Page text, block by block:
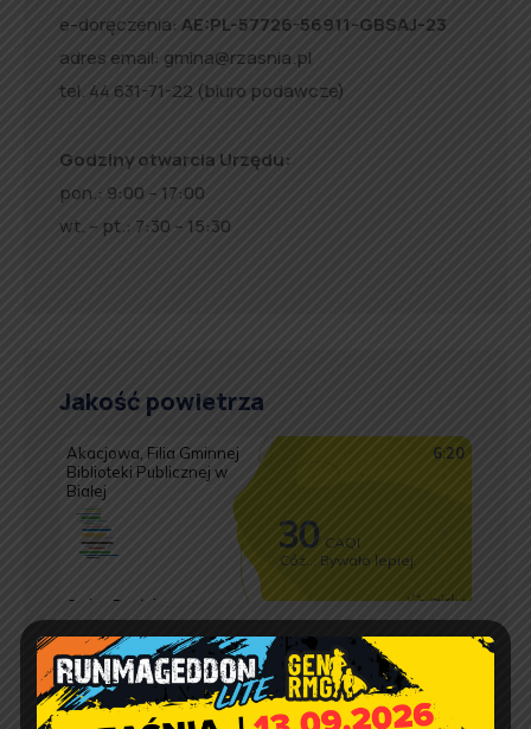
e-doręczenia: AE:PL-57726-56911-GBSAJ-23
adres email: gmina@rzasnia.pl
tel. 44 631-71-22 (biuro podawcze)
Godziny otwarcia Urzędu:
pon.: 9:00 – 17:00
wt. – pt.: 7:30 – 15:30
Jakość powietrza